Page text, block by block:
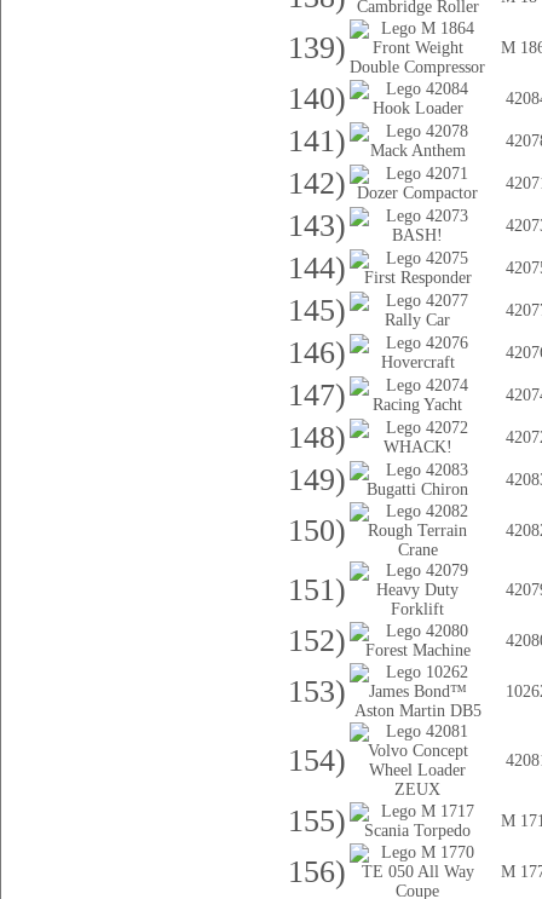
139) M
140)
141)
142)
143)
144)
145)
146)
147)
148)
149)
150)
151)
152)
153)
154)
155) M
156) M